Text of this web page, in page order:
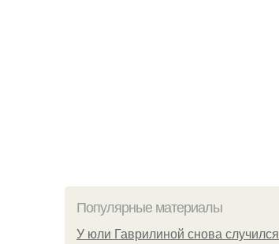
Популярные материалы
У юли Гаврилиной снова случился